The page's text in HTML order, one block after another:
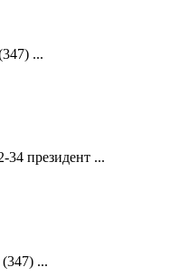
...
президент ...
...